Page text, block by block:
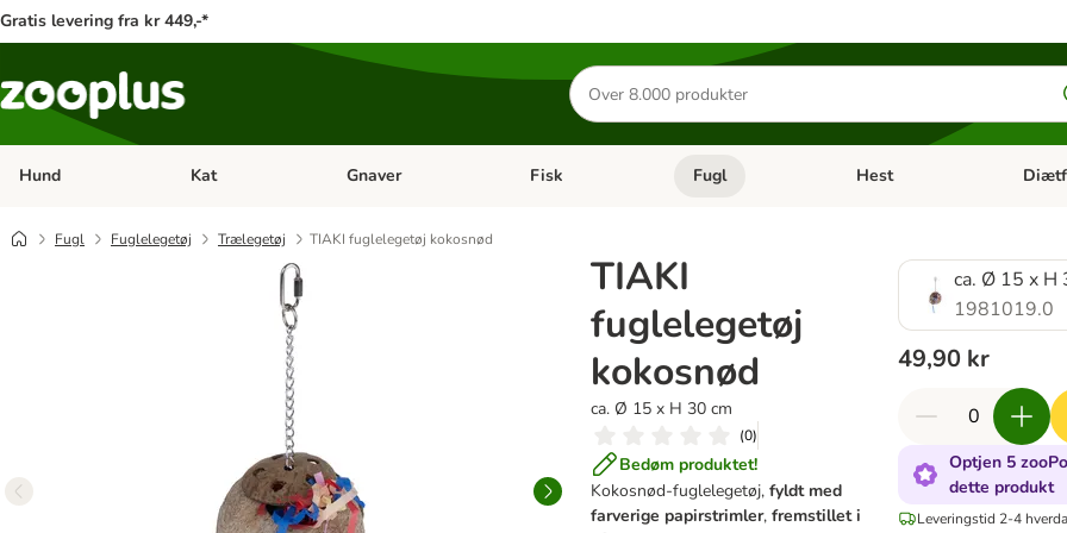
Gratis levering fra kr 449,-*
Søg
efter
produkter
Hund Åben kategori menu: Hund
Kat Åben kategori menu: Kat
Gnaver Åben kategori menu: Gnaver
Fisk Åben kategori menu: Fisk
Fugl Åben kategori menu: Fugl
Hest Åben
Fugl Fuglelegetøj Trælegetøj TIAKI fuglelegetøj kokosnød
TIAKI
fuglelegetøj
kokosnød
ca. Ø 15 x H 30 cm
(0)
Bedøm produktet!
Kokosnød-fuglelegetøj, fyldt med
farverige papirstrimler, fremstillet i
ca. Ø 15 x H
1981019.0
49,90 kr
Optjen 5
dette produkt
Leveringstid 2-4